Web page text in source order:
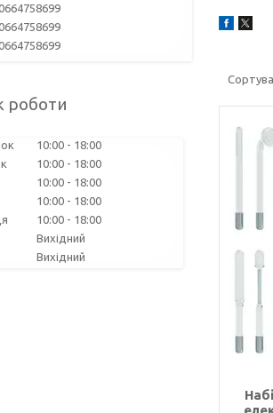
роботи
10:00
18:00
10:00
18:00
10:00
18:00
10:00
18:00
10:00
18:00
Вихідний
Вихідний